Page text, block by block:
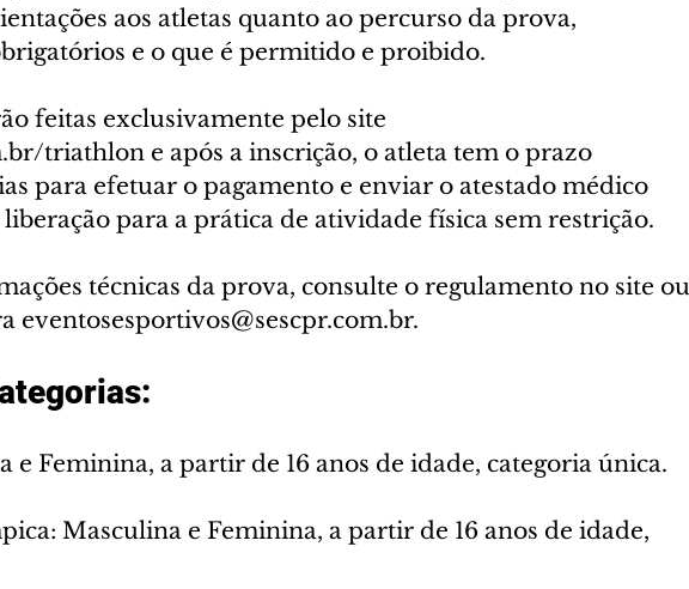
aos atletas quanto ao percurso da prova,
e o que é permitido e proibido.
feitas exclusivamente pelo site
triathlon e após a inscrição, o atleta tem o prazo
para efetuar o pagamento e enviar o atestado médico
para a prática de atividade física sem restrição.
técnicas da prova, consulte o regulamento no site ou
eventosesportivos@sescpr.com.br.
e Feminina, a partir de 16 anos de idade, categoria única.
Masculina e Feminina, a partir de 16 anos de idade,